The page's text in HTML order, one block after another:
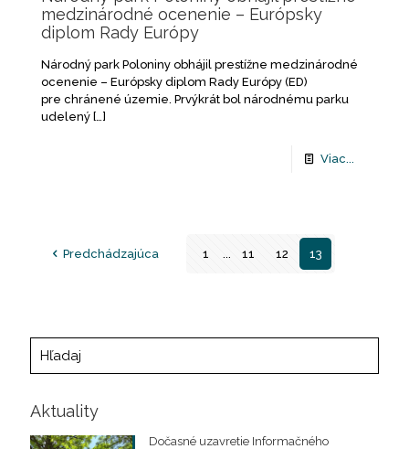
medzinárodné ocenenie – Európsky
diplom Rady Európy
Národný park Poloniny obhájil prestížne medzinárodné
ocenenie – Európsky diplom Rady Európy (ED)
pre chránené územie. Prvýkrát bol národnému parku
udelený […]
Viac...
Predchádzajúca 1 ... 11 12 13
Aktuality
Dočasné uzavretie Informačného